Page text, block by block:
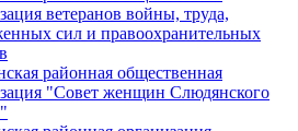
ветеранов войны, труда,
сил и правоохранительных
районная общественная
"Совет женщин Слюдянского